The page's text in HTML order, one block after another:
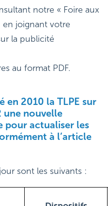
notre « Foire aux
en joignant votre
la publicité
au format PDF.
en 2010 la TLPE sur
une nouvelle
pour actualiser les
à l’article
sont les suivants :